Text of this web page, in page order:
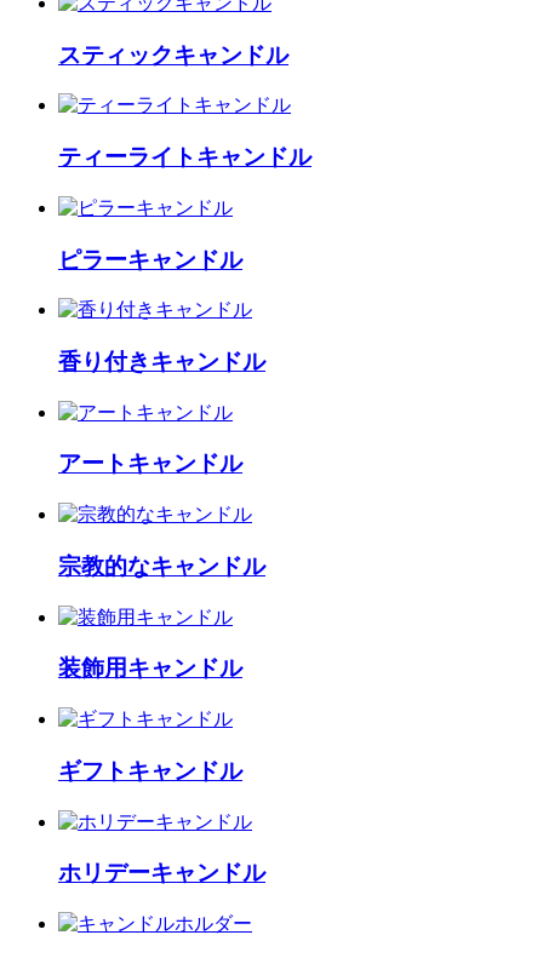
スティックキャンドル
ティーライトキャンドル
ピラーキャンドル
香り付きキャンドル
アートキャンドル
宗教的なキャンドル
装飾用キャンドル
ギフトキャンドル
ホリデーキャンドル